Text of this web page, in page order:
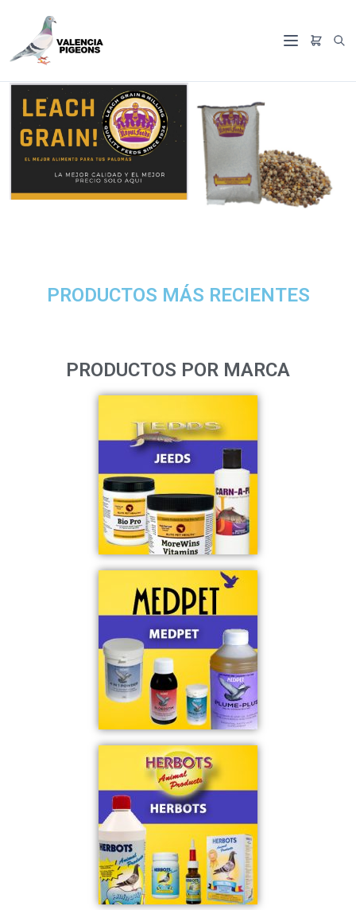
PRODUCTOS MÁS RECIENTES
PRODUCTOS POR MARCA